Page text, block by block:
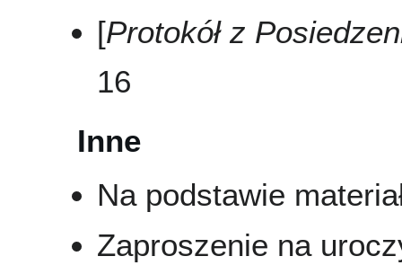
[Protokół z
16
Inne
Na podstawie
Zaproszenie na